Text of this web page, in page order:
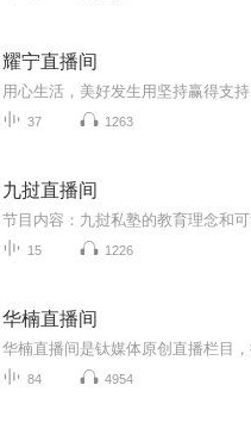
耀宁直播间
用心生活，美好发生用坚持赢得支持
37 1263
九挝直播间
15 1226
华楠直播间
84 4954